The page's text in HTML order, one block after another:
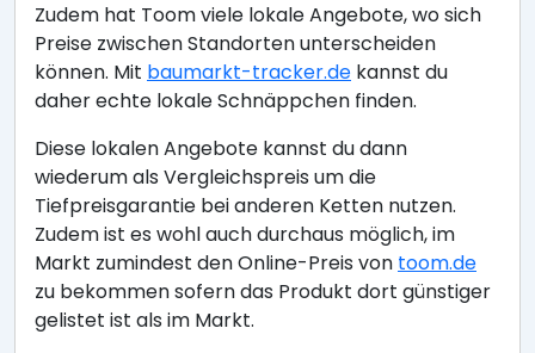
Zudem hat Toom viele lokale Angebote, wo sich
Preise zwischen Standorten unterscheiden
können. Mit baumarkt-tracker.de kannst du
daher echte lokale Schnäppchen finden.
Diese lokalen Angebote kannst du dann
wiederum als Vergleichspreis um die
Tiefpreisgarantie bei anderen Ketten nutzen.
Zudem ist es wohl auch durchaus möglich, im
Markt zumindest den Online-Preis von toom.de
zu bekommen sofern das Produkt dort günstiger
gelistet ist als im Markt.